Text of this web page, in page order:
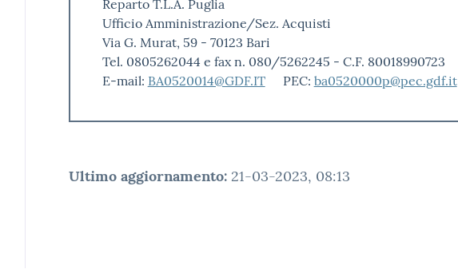
Reparto T.L.A. Puglia
Ufficio Amministrazione/Sez. Acquisti
Via G. Murat, 59 - 70123 Bari
Tel. 0805262044 e fax n. 080/5262245 - C.F. 80018990723
E-mail: BA0520014@GDF.IT PEC: ba0520000p@pec.gdf.it
Ultimo aggiornamento: 21-03-2023, 08:13